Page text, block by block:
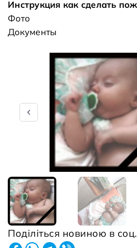
Инструкция как сделать
Фото
Документы
Поділіться новиною в